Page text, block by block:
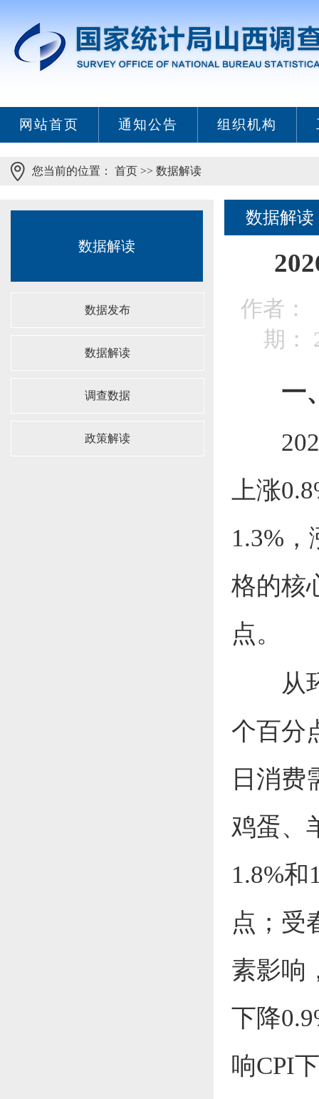
网站首页 通知公告 组织机构
您当前的位置： 首页 >> 数据解读
数据解读
数据发布
数据解读
调查数据
政策解读
数据解读
作者
期：
一
上涨
1.3%
格的核
点。
从
个百分
日消费
鸡蛋、
1.8%
点；受
素影响
下降
响CPI